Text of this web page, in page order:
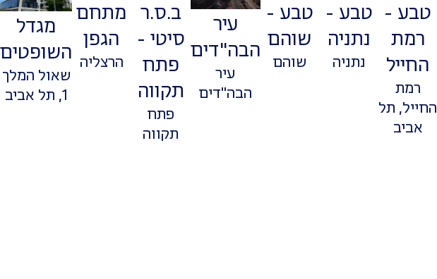
טבע -
רמת
החייל
רמת
החייל, תל
אביב
טבע -
נתניה
נתניה
טבע -
שוהם
שוהם
עיר
הבה"דים
עיר
הבה"דים
ב.ס.ר
סיטי -
פתח
תקווה
פתח
תקווה
מתחם
הגפן
הרצליה
מגדל
השופטים
שאול המלך
1, תל אביב